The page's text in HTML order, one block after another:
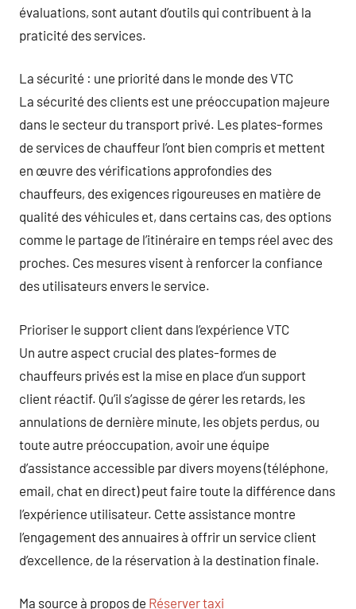
évaluations, sont autant d’outils qui contribuent à la
praticité des services.
La sécurité : une priorité dans le monde des VTC
La sécurité des clients est une préoccupation majeure
dans le secteur du transport privé. Les plates-formes
de services de chauffeur l’ont bien compris et mettent
en œuvre des vérifications approfondies des
chauffeurs, des exigences rigoureuses en matière de
qualité des véhicules et, dans certains cas, des options
comme le partage de l’itinéraire en temps réel avec des
proches. Ces mesures visent à renforcer la confiance
des utilisateurs envers le service.
Prioriser le support client dans l’expérience VTC
Un autre aspect crucial des plates-formes de
chauffeurs privés est la mise en place d’un support
client réactif. Qu’il s’agisse de gérer les retards, les
annulations de dernière minute, les objets perdus, ou
toute autre préoccupation, avoir une équipe
d’assistance accessible par divers moyens (téléphone,
email, chat en direct) peut faire toute la différence dans
l’expérience utilisateur. Cette assistance montre
l’engagement des annuaires à offrir un service client
d’excellence, de la réservation à la destination finale.
Ma source à propos de Réserver taxi